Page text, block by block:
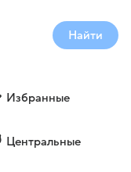
Найти
Избранные
Центральные